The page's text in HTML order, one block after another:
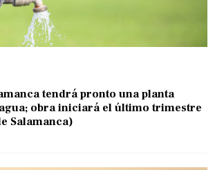
tendrá pronto una planta
obra iniciará el último trimestre
Salamanca)